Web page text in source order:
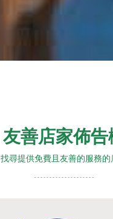
友善店家佈告
找尋提供免費且友善的服務的